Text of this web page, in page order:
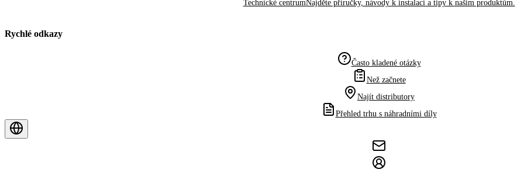
Technické centrumNajděte příručky, návody k instalaci a tipy k našim produktům.
Rychlé odkazy
Často kladené otázky
Než začnete
Najít distributory
Přehled trhu s náhradními díly